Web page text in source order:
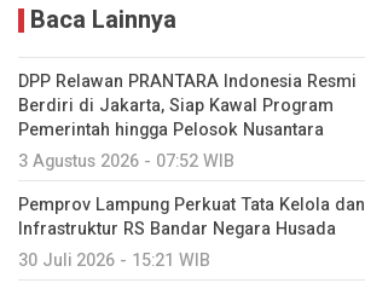
Baca Lainnya
DPP Relawan PRANTARA Indonesia Resmi
Berdiri di Jakarta, Siap Kawal Program
Pemerintah hingga Pelosok Nusantara
3 Agustus 2026 - 07:52 WIB
Pemprov Lampung Perkuat Tata Kelola dan
Infrastruktur RS Bandar Negara Husada
30 Juli 2026 - 15:21 WIB